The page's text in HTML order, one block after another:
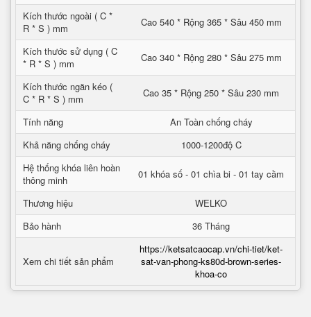
Kích thước ngoài ( C *
R * S ) mm
Cao 540 * Rộng 365 * Sâu 450 mm
Kích thước sử dụng ( C
* R * S ) mm
Cao 340 * Rộng 280 * Sâu 275 mm
Kích thước ngăn kéo (
C * R * S ) mm
Cao 35 * Rộng 250 * Sâu 230 mm
Tính năng
An Toàn chống cháy
Khả năng chống cháy
1000-1200độ C
Hệ thống khóa liên hoàn
thông minh
01 khóa số - 01 chìa bi - 01 tay cầm
Thương hiệu
WELKO
Bảo hành
36 Tháng
Xem chi tiết sản phẩm
https://ketsatcaocap.vn/chi-tiet/ket-
sat-van-phong-ks80d-brown-series-
khoa-co